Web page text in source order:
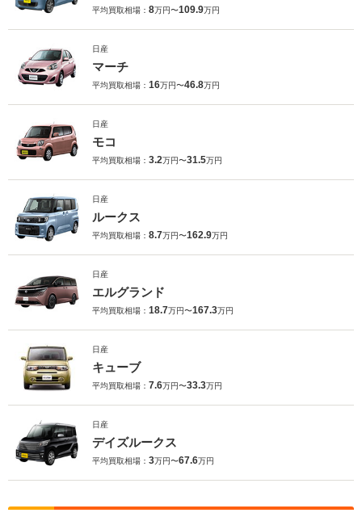
平均買取相場： 8万円〜109.9万円
日産
マーチ
平均買取相場： 16万円〜46.8万円
日産
モコ
平均買取相場： 3.2万円〜31.5万円
日産
ルークス
平均買取相場： 8.7万円〜162.9万円
日産
エルグランド
平均買取相場： 18.7万円〜167.3万円
日産
キューブ
平均買取相場： 7.6万円〜33.3万円
日産
デイズルークス
平均買取相場： 3万円〜67.6万円